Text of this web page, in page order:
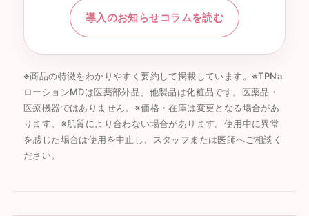
導入のお知らせコラムを読む
※商品の特徴をわかりやすく要約して掲載しています。※TPNa
ローションMDは医薬部外品、他製品は化粧品です。医薬品・
医療機器ではありません。※価格・在庫は変更となる場合があ
ります。※肌質により合わない場合があります。使用中に異常
を感じた場合は使用を中止し、スタッフまたは医師へご相談く
ださい。